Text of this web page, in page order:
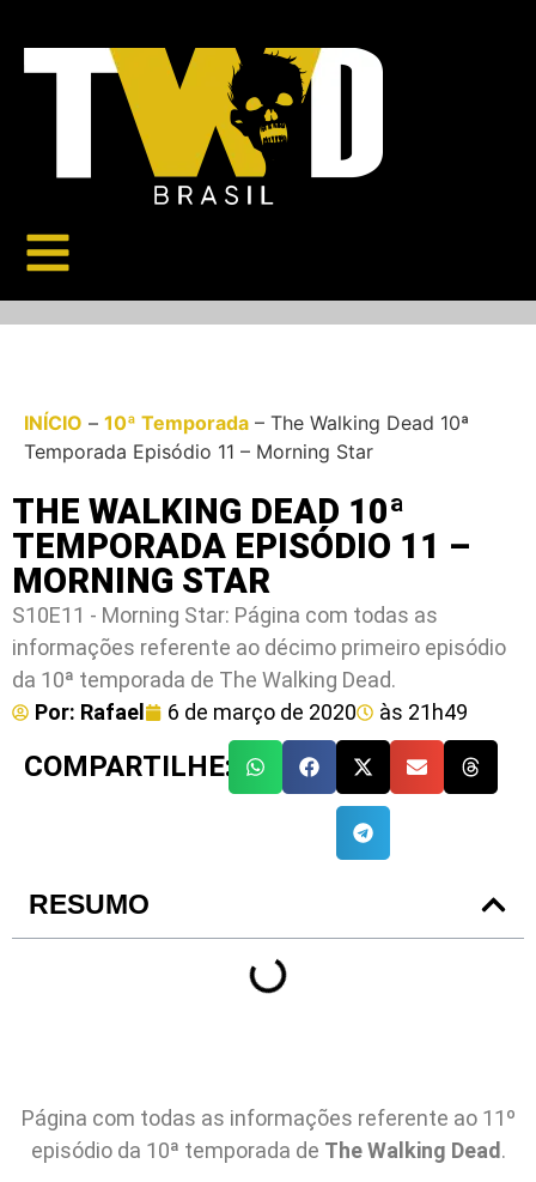
INÍCIO – 10ª Temporada – The Walking Dead 10ª
Temporada Episódio 11 – Morning Star
THE WALKING DEAD 10ª
TEMPORADA EPISÓDIO 11 –
MORNING STAR
S10E11 - Morning Star: Página com todas as
informações referente ao décimo primeiro episódio
da 10ª temporada de The Walking Dead.
Por: Rafael 6 de março de 2020 às 21h49
COMPARTILHE:
RESUMO
Página com todas as informações referente ao 11º
episódio da 10ª temporada de The Walking Dead.